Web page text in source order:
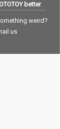
better
weird?
us